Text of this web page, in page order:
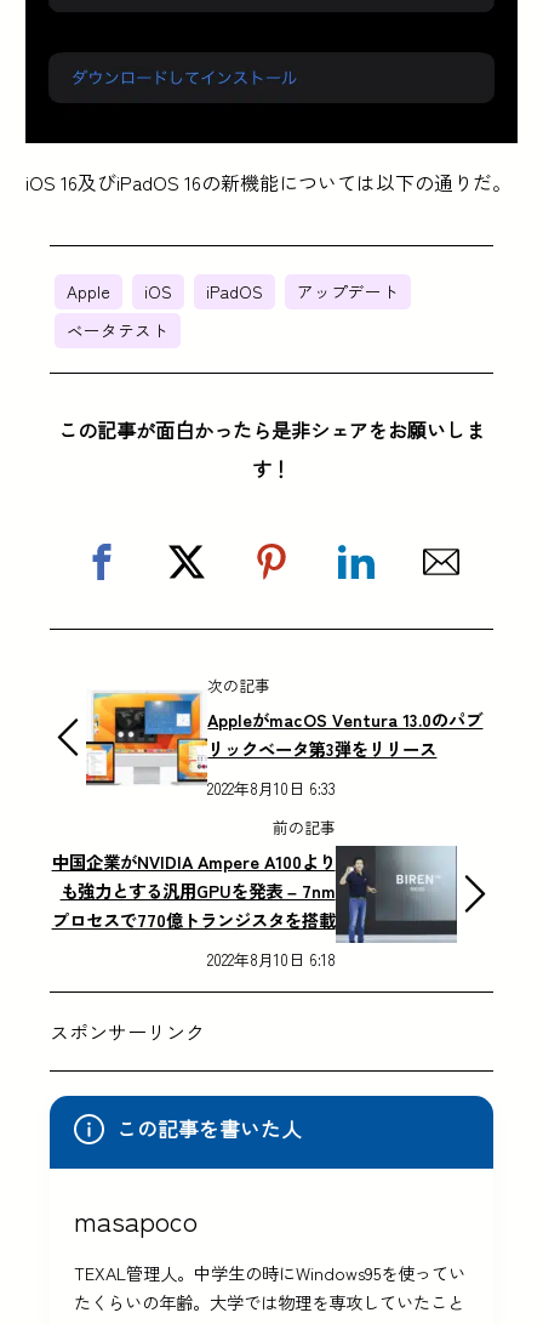
iOS 16及びiPadOS 16の新機能については以下の通りだ。
Apple iOS iPadOS
アップデート
ベータテスト
この記事が面白かったら是非シェアをお願いしま
す！
次の記事
AppleがmacOS Ventura 13.0のパブ
リックベータ第3弾をリリース
2022年8月10日 6:33
前の記事
中国企業がNVIDIA Ampere A100より
も強力とする汎用GPUを発表 – 7nm
プロセスで770億トランジスタを搭載
2022年8月10日 6:18
スポンサーリンク
この記事を書いた人
masapoco
TEXAL管理人。中学生の時にWindows95を使ってい
たくらいの年齢。大学では物理を専攻していたこと